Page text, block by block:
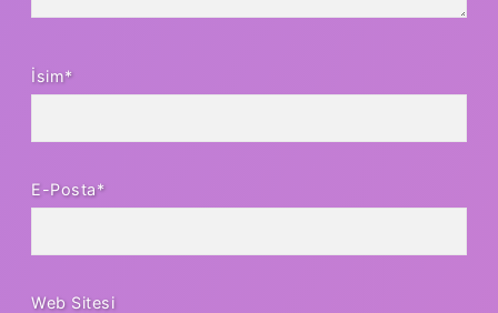
İsim*
E-Posta*
Web Sitesi